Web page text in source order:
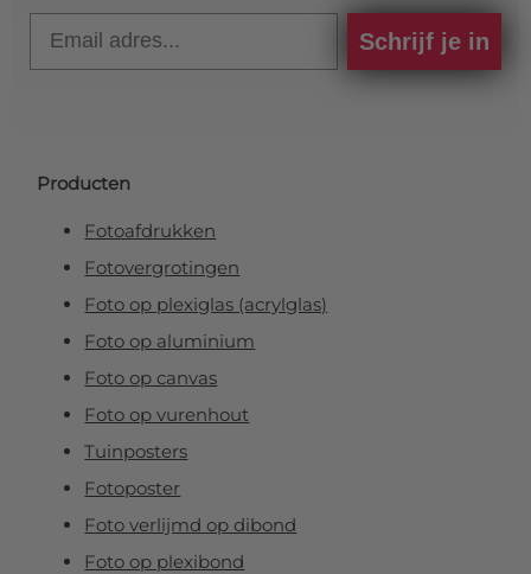
Schrijf je in
Producten
Fotoafdrukken
Fotovergrotingen
Foto op plexiglas (acrylglas)
Foto op aluminium
Foto op canvas
Foto op vurenhout
Tuinposters
Fotoposter
Foto verlijmd op dibond
Foto op plexibond